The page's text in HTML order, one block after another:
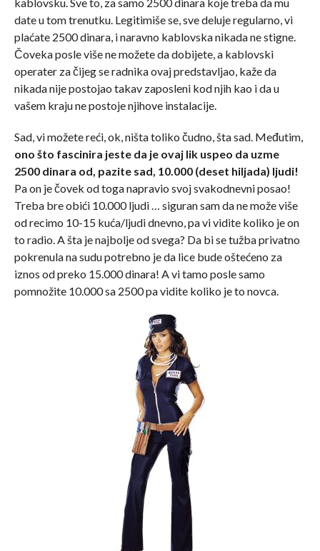
date u tom trenutku. Legitimiše se, sve deluje regularno, vi
plaćate 2500 dinara, i naravno kablovska nikada ne stigne.
Čoveka posle više ne možete da dobijete, a kablovski
operater za čijeg se radnika ovaj predstavljao, kaže da
nikada nije postojao takav zaposleni kod njih kao i da u
vašem kraju ne postoje njihove instalacije.
Sad, vi možete reći, ok, ništa toliko čudno, šta sad. Međutim,
ono što fascinira jeste da je ovaj lik uspeo da uzme
2500 dinara od, pazite sad, 10.000 (deset hiljada) ljudi!
Pa on je čovek od toga napravio svoj svakodnevni posao!
Treba bre obići 10.000 ljudi … siguran sam da ne može više
od recimo 10-15 kuća/ljudi dnevno, pa vi vidite koliko je on
to radio. A šta je najbolje od svega? Da bi se tužba privatno
pokrenula na sudu potrebno je da lice bude oštećeno za
iznos od preko 15.000 dinara! A vi tamo posle samo
pomnožite 10.000 sa 2500 pa vidite koliko je to novca.